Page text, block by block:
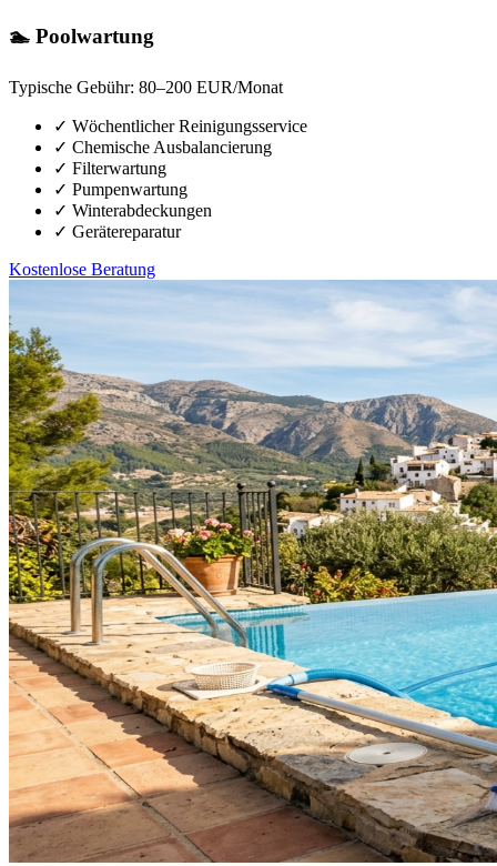
🏊 Poolwartung
Typische Gebühr: 80–200 EUR/Monat
✓ Wöchentlicher Reinigungsservice
✓ Chemische Ausbalancierung
✓ Filterwartung
✓ Pumpenwartung
✓ Winterabdeckungen
✓ Gerätereparatur
Kostenlose Beratung